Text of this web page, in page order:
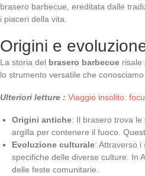
brasero barbecue, ereditata dalle
i piaceri della vita.
Origini e
La storia del brasero barbecue risale
lo strumento versatile che conosciamo
Ulteriori letture : Viaggio insolito:
Origini antiche: Il brasero trova le
argilla per contenere il fuoco.
Evoluzione culturale: Attraverso i
specifiche delle diverse culture. In
delle feste comunitarie.